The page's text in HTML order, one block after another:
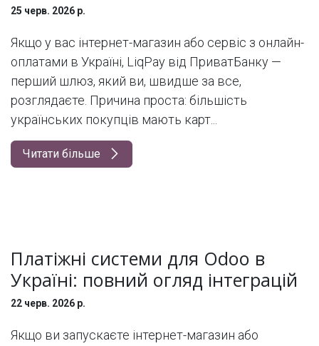
25 черв. 2026 р.
Якщо у вас інтернет-магазин або сервіс з онлайн-
оплатами в Україні, LiqPay від ПриватБанку —
перший шлюз, який ви, швидше за все,
розглядаєте. Причина проста: більшість
українських покупців мають карт...
Читати більше
Платіжні системи для Odoo в
Україні: повний огляд інтеграцій
22 черв. 2026 р.
Якщо ви запускаєте інтернет-магазин або